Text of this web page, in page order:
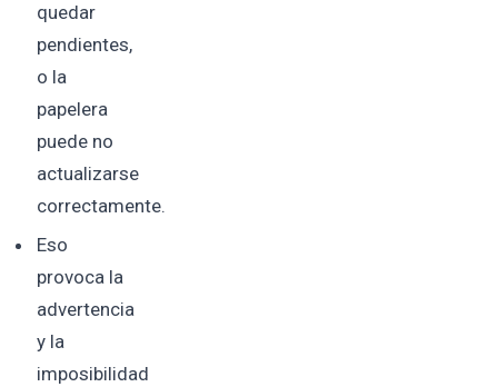
quedar
pendientes,
o la
papelera
puede no
actualizarse
correctamente.
Eso
provoca la
advertencia
y la
imposibilidad